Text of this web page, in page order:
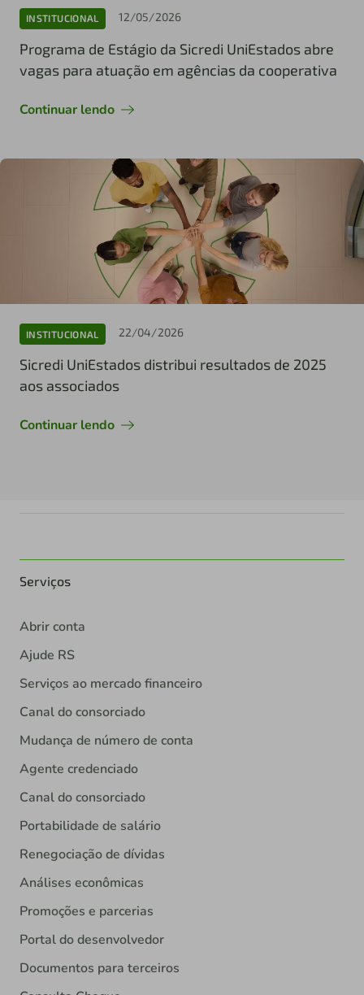
INSTITUCIONAL 12/05/2026
Programa de Estágio da Sicredi UniEstados abre
vagas para atuação em agências da cooperativa
Continuar lendo
INSTITUCIONAL 22/04/2026
Sicredi UniEstados distribui resultados de 2025
aos associados
Continuar lendo
Serviços
Abrir conta
Ajude RS
Serviços ao mercado financeiro
Canal do consorciado
Mudança de número de conta
Agente credenciado
Canal do consorciado
Portabilidade de salário
Renegociação de dívidas
Análises econômicas
Promoções e parcerias
Portal do desenvolvedor
Documentos para terceiros